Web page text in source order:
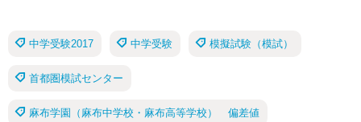
中学受験2017 中学受験 模擬試験（模試）
首都圏模試センター
麻布学園（麻布中学校・麻布高等学校） 偏差値